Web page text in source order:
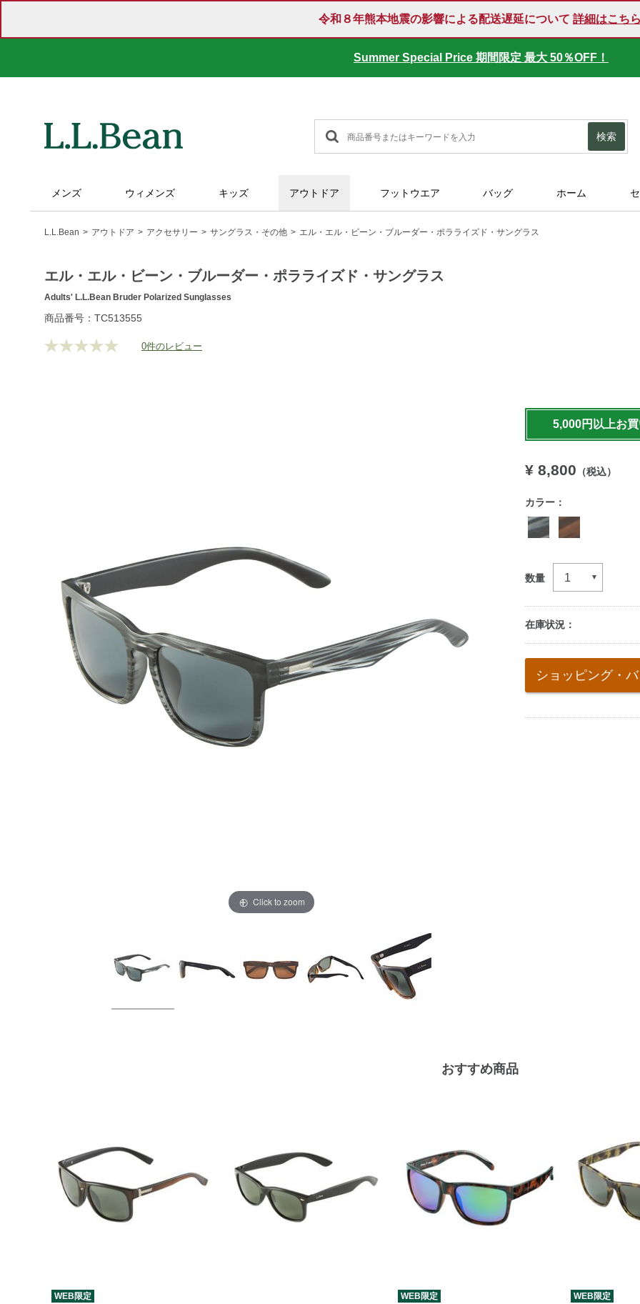
令和８年熊本地震の影響による配送遅延について 詳細はこちら
Summer Special Price 期間限定 最大 50％OFF！
検索
メンズ ウィメンズ キッズ アウトドア フットウエア バッグ ホーム
L.L.Bean アウトドア アクセサリー サングラス・その他 エル・エル・ビーン・ブルーダー・ポラライズド・サングラス
エル・エル・ビーン・ブルーダー・ポラライズド・サングラス
Adults' L.L.Bean Bruder Polarized Sunglasses
https://www.llbean.co.jp/outdoor/accessories/accessories/g/P125117.html
商品番号：TC513555
評
0件のレビュー
Click to zoom
5,000円以上お
¥ 8,800 （税込）
カラー：
数量
在庫状況：
cart
options
ショッピング・
おすすめ商品
WEB限定 WEB限定 WEB限定